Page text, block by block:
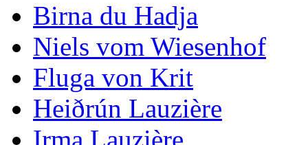
Birna du Hadja
Niels vom Wiesenhof
Fluga von Krit
Heiðrún Lauzière